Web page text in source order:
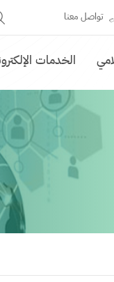
تواصل معنا
الخدمات